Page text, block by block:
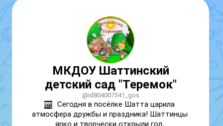
МКДОУ Шаттинский
детский сад "Теремок"
@id804007341_gos
Сегодня в посёлке Шатта царила
атмосфера дружбы и праздника! Шаттинцы
ярко и творчески открыли год,